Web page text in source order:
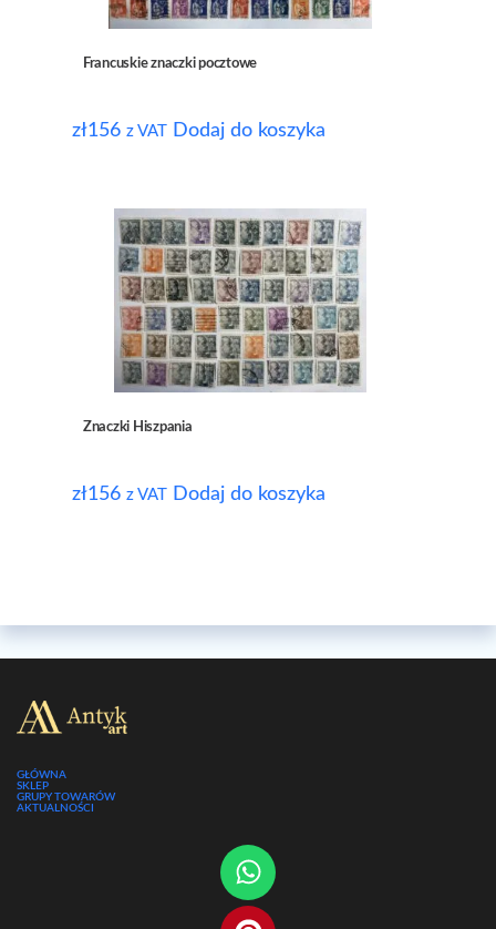
Francuskie znaczki pocztowe
zł156 z VAT Dodaj do koszyka
Znaczki Hiszpania
zł156 z VAT Dodaj do koszyka
GŁÓWNA
SKLEP
GRUPY TOWARÓW
AKTUALNOŚCI